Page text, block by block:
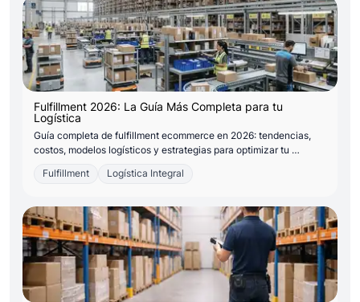
Fulfillment 2026: La Guía Más Completa para tu
Logística
Guía completa de fulfillment ecommerce en 2026: tendencias,
costos, modelos logísticos y estrategias para optimizar tu …
Fulfillment Logística Integral